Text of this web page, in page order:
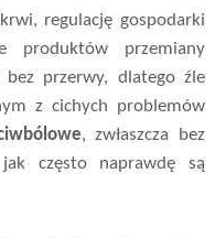
regulację gospodarki
produktów przemiany
przerwy, dlatego źle
z cichych problemów
, zwłaszcza bez
często naprawdę są